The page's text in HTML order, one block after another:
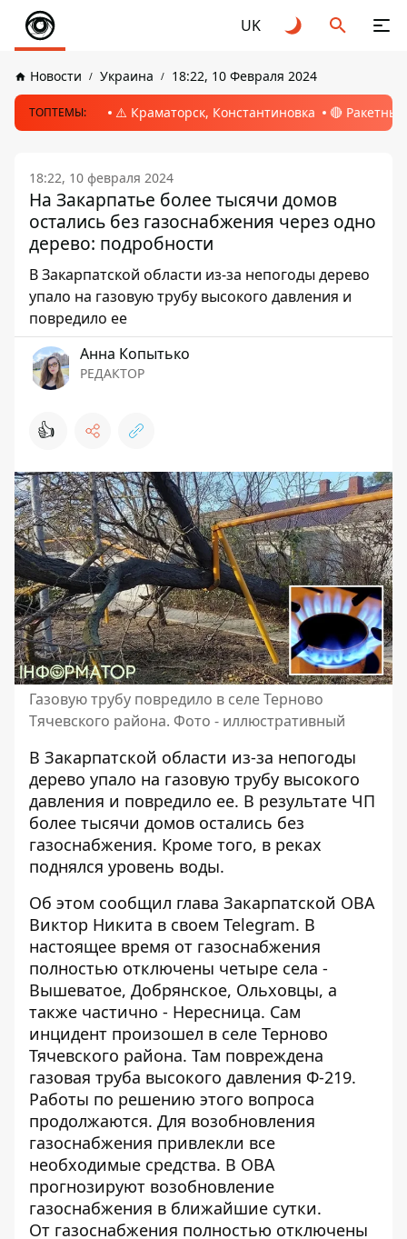
UK
Новости Украина 18:22, 10 Февраля 2024
ТОПТЕМЫ: ⚠️ Краматорск, Константиновка 🔴
18:22, 10 февраля 2024
На Закарпатье более тысячи домов
остались без газоснабжения через одно
дерево: подробности
В Закарпатской области из-за непогоды дерево
упало на газовую трубу высокого давления и
повредило ее
Анна Копытько
РЕДАКТОР
👍
Газовую трубу повредило в селе Терново
Тячевского района. Фото - иллюстративный
В Закарпатской области из-за непогоды
дерево упало на газовую трубу высокого
давления и повредило ее. В результате ЧП
более тысячи домов остались без
газоснабжения. Кроме того, в реках
поднялся уровень воды.
Об этом сообщил глава Закарпатской ОВА
Виктор Никита в своем Telegram. В
настоящее время от газоснабжения
полностью отключены четыре села -
Вышеватое, Добрянское, Ольховцы, а
также частично - Нересница. Сам
инцидент произошел в селе Терново
Тячевского района. Там повреждена
газовая труба высокого давления Ф-219.
Работы по решению этого вопроса
продолжаются. Для возобновления
газоснабжения привлекли все
необходимые средства. В ОВА
прогнозируют возобновление
газоснабжения в ближайшие сутки.
От газоснабжения полностью отключены